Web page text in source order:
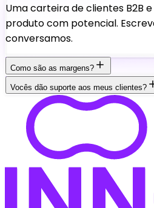
Uma carteira de clientes B2B
produto com potencial.
conversamos.
Como são as margens?
Vocês dão suporte aos meus clientes?